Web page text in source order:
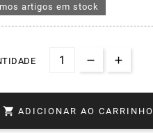
artigos em stock
 ADICIONAR AO CARRINHO